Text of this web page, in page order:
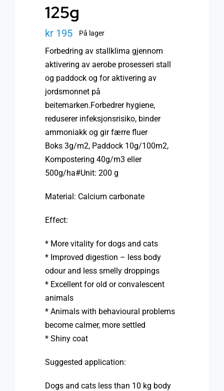
125g
kr 195 På lager
Forbedring av stallklima gjennom
aktivering av aerobe prosesseri stall
og paddock og for aktivering av
jordsmonnet på
beitemarken.Forbedrer hygiene,
reduserer infeksjonsrisiko, binder
ammoniakk og gir færre fluer
Boks 3g/m2, Paddock 10g/100m2,
Kompostering 40g/m3 eller
500g/ha#Unit: 200 g
Material: Calcium carbonate
Effect:
* More vitality for dogs and cats
* Improved digestion – less body
odour and less smelly droppings
* Excellent for old or convalescent
animals
* Animals with behavioural problems
become calmer, more settled
* Shiny coat
Suggested application:
Dogs and cats less than 10 kg body